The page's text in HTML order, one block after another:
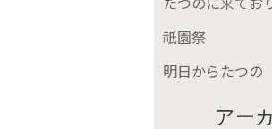
祇園祭
明日からたつの
アー